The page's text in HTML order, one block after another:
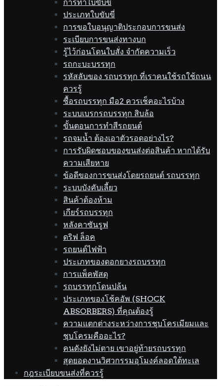
การทำใบขับขี่
ประเภทใบขับขี่
การขอใบอนุญาติประกอบการขนส่ง
ระเบียบการขนส่งทางบก
รู้ไว้ก่อนโดนใบสั่ง จำกัดความเร็ว
รถกะบะบรรทุก
รหัสลับของ รถบรรทุก ที่เราคนใช้รถใช้ถนน
ควรรู้
ซื้อรถบรรทุก มือ2 ควรเช็คอะไรบ้าง
ระบบเบรกรถบรรทุก สิบล้อ
ขั้นตอนการทำสีรถยนต์
รถจมน้ำ ต้องเอาตัวรอดอย่างไร?
การรับผิดชอบของขนส่งต่อสินค้า หากได้รับ
ความเสียหาย
ข้อดีของการขนส่งโดยรถยนต์ รถบรรทุก
ระบบบังคับเลี้ยว
สินค้าต้องห้าม
เกียร์รถบรรทุก
หลังคาซันรูฟ
ดริฟ ล็อค
รถยนต์ไฟฟ้า
ประเภทของดอกยางรถบรรทุก
การแพ็คพัสดุ
รถบรรทุกโดนปล้น
ประเภทของโช้คอัพ (SHOCK
ABSORBERS) ที่คุณต้องรู้
ความแตกต่างระหว่างการชุบโครเมียมและ
ชุบโครมคืออะไร?
คนดังยังไม่ตาย เขาอยู่ท้ายรถบรรทุก
สุดยอดงานวิศวกรรมอุโมงค์ลอดใต้ทะเล
กฎระเบียบขนส่งที่ควรรู้